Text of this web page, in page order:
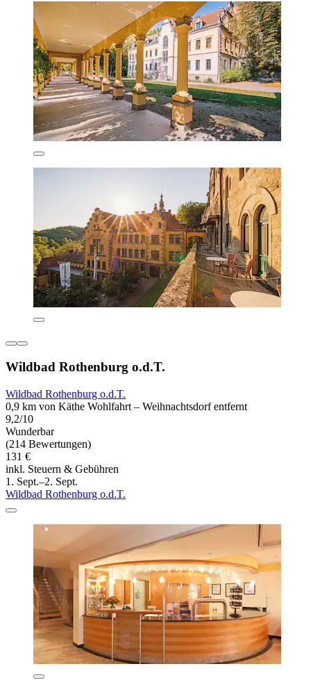
Wildbad Rothenburg o.d.T.
Wildbad Rothenburg o.d.T.
0,9 km von Käthe Wohlfahrt – Weihnachtsdorf entfernt
9,2/10
Wunderbar
(214 Bewertungen)
131 €
inkl. Steuern & Gebühren
1. Sept.–2. Sept.
Wildbad Rothenburg o.d.T.